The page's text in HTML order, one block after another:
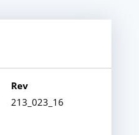
213_023_16